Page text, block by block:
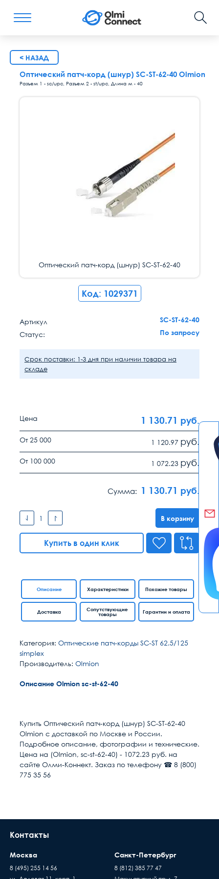
< НАЗАД
Оптический патч-корд (шнур) SC-ST-62-40 Olmion
Разъем 1 - sc/upc, Разъем 2 - st/upc, Длина м - 40
Оптический патч-корд (шнур) SC-ST-62-40
Код: 1029371
Артикул
SC-ST-62-40
Статус:
По запросу
Срок поставки: 1-3 дня при наличии товара на
складе
Цена 1 130.71 руб.
От 25 000 1 120.97 руб.
От 100 000 1 072.23 руб.
Сумма: 1 130.71 руб.
В корзину
Купить в один клик
Описание Характеристики
Доставка
Похожие товары
Сопутствующие
товары
Гарантии и оплата
Категория: Оптические патч-корды SC-ST 62.5/125
simplex
Производитель: Olmion
Описание Olmion sc-st-62-40
Разъем 1 SC/UPC
Разъем 2 ST/UPC
Длина м 40
Направление канала
Тип волокна MM 62.5/125 (OM1)
Условия доставки
Доставка осуществляется в течении 2-4
рабочих дней после поступления оплаты на
наш расчётный счёт
до подъезда или места куда может подъехать
происходит силами заказчика
Время ожидания водителя при доставке
Купить Оптический патч-корд (шнур) SC-ST-62-40
Olmion с доставкой по Москве и России.
Подробное описание, фотографии и технические.
Цена на (Olmion, sc-st-62-40) - 1072.23 руб. на
сайте Олми-Коннект. Заказ по телефону ☎ 8 (800)
775 35 56
Контакты
Москва
8 (495) 255 14 56
Санкт-Петербург
8 (812) 385 77 47